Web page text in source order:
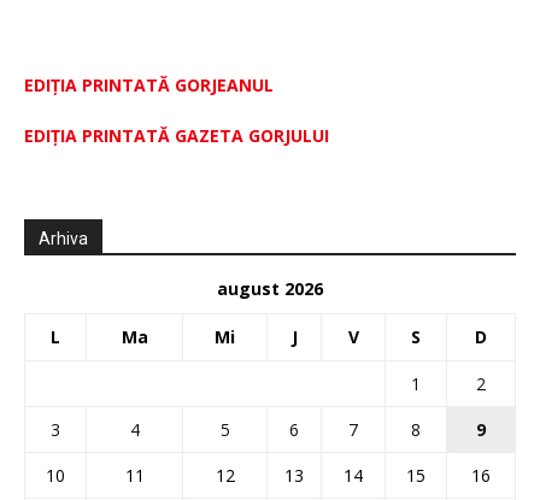
EDIȚIA PRINTATĂ GORJEANUL
EDIŢIA PRINTATĂ GAZETA GORJULUI
Arhiva
august 2026
L Ma Mi J V S D
1
2
3
4 5 6 7 8
9
10
11 12 13 14 15 16